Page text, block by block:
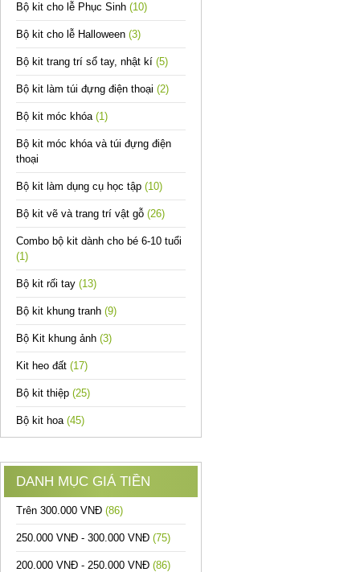
Bộ kit cho lễ Phục Sinh (10)
Bộ kit cho lễ Halloween (3)
Bộ kit trang trí sổ tay, nhật kí (5)
Bộ kit làm túi đựng điện thoại (2)
Bộ kit móc khóa (1)
Bộ kit móc khóa và túi đựng điện
thoại
Bộ kit làm dụng cụ học tập (10)
Bộ kit vẽ và trang trí vật gỗ (26)
Combo bộ kit dành cho bé 6-10 tuổi
(1)
Bộ kit rối tay (13)
Bộ kit khung tranh (9)
Bộ Kit khung ảnh (3)
Kit heo đất (17)
Bộ kit thiệp (25)
Bộ kit hoa (45)
DANH MỤC GIÁ TIỀN
Trên 300.000 VNĐ (86)
250.000 VNĐ - 300.000 VNĐ (75)
200.000 VNĐ - 250.000 VNĐ (86)